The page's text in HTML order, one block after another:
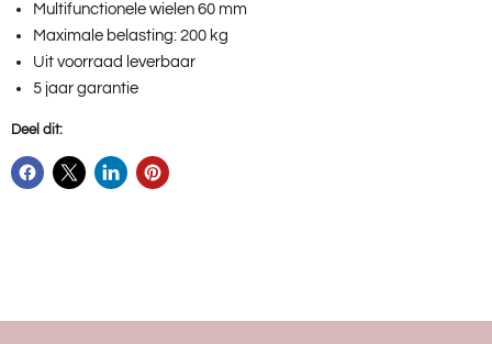
Multifunctionele wielen 60 mm
Maximale belasting: 200 kg
Uit voorraad leverbaar
5 jaar garantie
Deel dit: